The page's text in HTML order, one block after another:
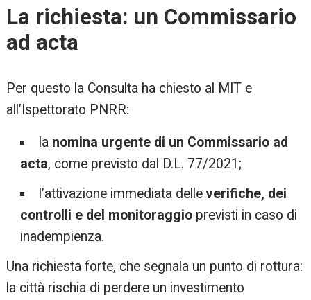
La richiesta: un Commissario
ad acta
Per questo la Consulta ha chiesto al MIT e
all’Ispettorato PNRR:
la nomina urgente di un Commissario ad
acta, come previsto dal D.L. 77/2021;
l’attivazione immediata delleverifiche, dei
controlli e del monitoraggio previsti in caso di
inadempienza.
Una richiesta forte, che segnala un punto di rottura:
la città rischia di perdere un investimento